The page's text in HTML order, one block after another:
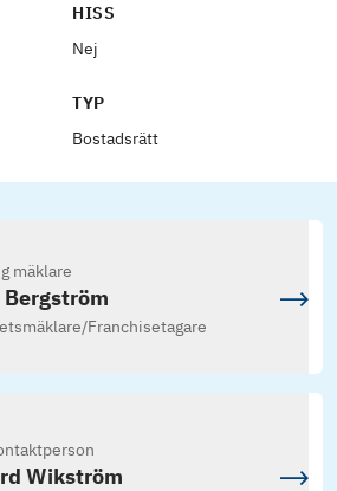
HISS
Nej
TYP
Bostadsrätt
mäklare
/Franchisetagare
Wikström